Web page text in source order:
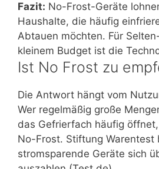
Fazit: No-Frost-Geräte
Haushalte, die häufig
Abtauen möchten. Für
kleinem Budget ist die
Ist No Frost zu
Die Antwort hängt vom
Wer regelmäßig große
das Gefrierfach häufig
No-Frost. Stiftung Warentest
stromsparende Geräte sich